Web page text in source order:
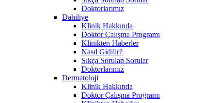
Doktorlarımız
Dahiliye
Klinik Hakkında
Doktor Çalışma Programı
Klinikten Haberler
Nasıl Gidilir?
Sıkça Sorulan Sorular
Doktorlarımız
Dermatoloji
Klinik Hakkında
Doktor Çalışma Programı